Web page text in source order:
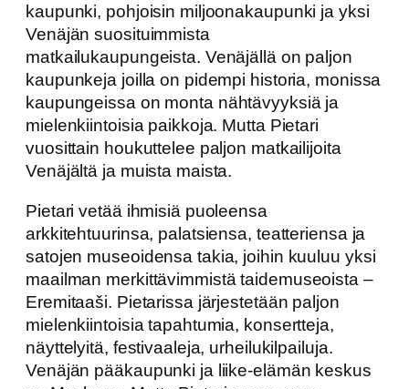
kaupunki, pohjoisin miljoonakaupunki ja yksi
Venäjän suosituimmista
matkailukaupungeista. Venäjällä on paljon
kaupunkeja joilla on pidempi historia, monissa
kaupungeissa on monta nähtävyyksiä ja
mielenkiintoisia paikkoja. Mutta Pietari
vuosittain houkuttelee paljon matkailijoita
Venäjältä ja muista maista.
Pietari vetää ihmisiä puoleensa
arkkitehtuurinsa, palatsiensa, teatteriensa ja
satojen museoidensa takia, joihin kuuluu yksi
maailman merkittävimmistä taidemuseoista –
Eremitaaši. Pietarissa järjestetään paljon
mielenkiintoisia tapahtumia, konsertteja,
näyttelyitä, festivaaleja, urheilukilpailuja.
Venäjän pääkaupunki ja liike-elämän keskus